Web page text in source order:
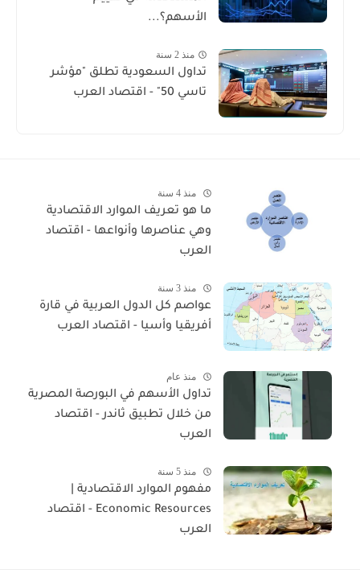
الأسهم؟...
منذ 2 سنة
تداول السعودية تطلق "مؤشر
تاسي 50" - اقتصاد العرب
منذ 4 سنة
ما هو تعريف الموارد الاقتصادية
وهي عناصرها وأنواعها - اقتصاد
العرب
منذ 3 سنة
عواصم كل الدول العربية في قارة
أفريقيا وأسيا - اقتصاد العرب
منذ عام
تداول الأسهم في البورصة المصرية
من خلال تطبيق ثاندر - اقتصاد
العرب
منذ 5 سنة
مفهوم الموارد الاقتصادية |
Economic Resources - اقتصاد
العرب